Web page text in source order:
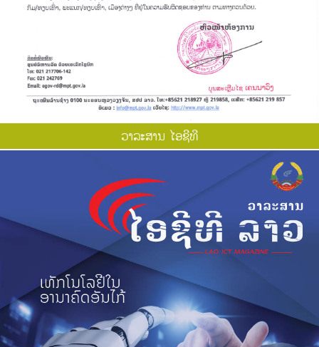
ວາ​ລະ​ສານ ໄອ​ຊີ​ທີ